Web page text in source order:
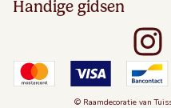
Winacties
Veelgestelde Vragen
5 Jaar Garantie
Algemene Voorwaarden
Kindveiligheid
Cookies
Herroepingsrecht
Rolgordijnen
Verticale Jaloezieën
Duo Rolgordijnen
Duo Plisségordijnen
Handige gidsen
Meten Voor Raamdecoratie
Badkamer Raamdecoratie
Slaapkamer Raamdecoratie
Keuken Raamdecoratie
© Raamdecoratie van